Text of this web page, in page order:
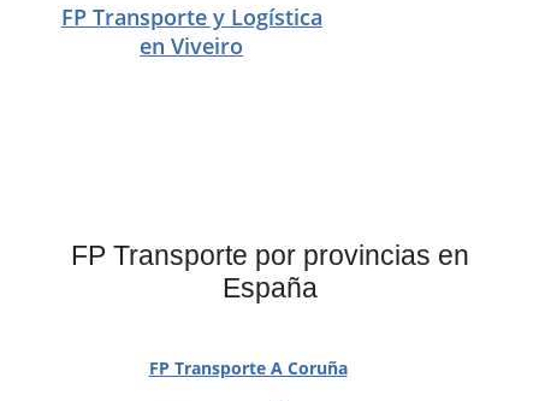
FP Transporte y Logística
en Viveiro
FP Transporte por provincias en
España
FP Transporte A Coruña